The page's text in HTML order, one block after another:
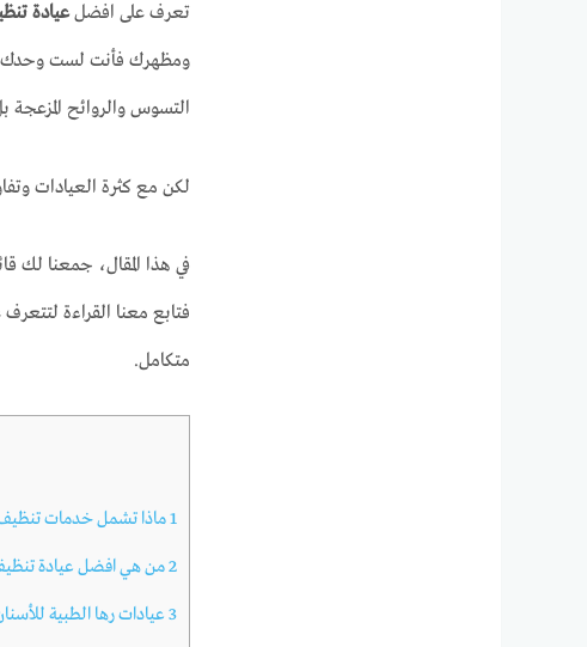
تعرف على افضلعيادة
ومظهرك فأنت لست
التسوس والروائح المزعجة
لكن مع كثرة العيادات
في هذا المقال، جمعنا لك
فتابع معنا القراءة
متكامل.
1ماذا تشمل خدمات تنظيف
2من هي افضل عيادة
3 عيادات رها الطبية